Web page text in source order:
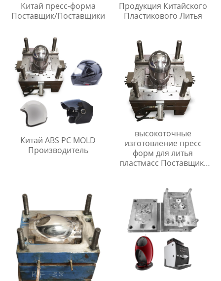
Китай пресс-форма
Поставщик/Поставщики
Продукция Китайского
Пластикового Литья
Китай ABS PC MOLD
Производитель
высокоточные
изготовление пресс
форм для литья
пластмасс Поставщик/